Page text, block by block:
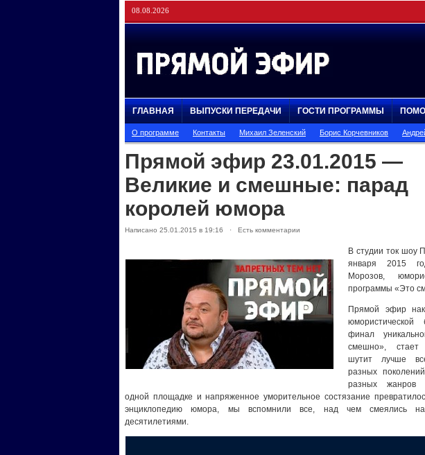
08.08.2026
ГЛАВНАЯ ВЫПУСКИ ПЕРЕДАЧИ ГОСТИ ПРОГРАММЫ
О программе Контакты Михаил Зеленский Борис Корчевников
Прямой эфир 23.01.2015 —
Великие и смешные: парад
королей юмора
Написано 25.01.2015 в 19:16 · Есть комментарии
В студии ток шоу
января 2015
Морозов,
программы «Это
Прямой эфир
юмористической
финал
смешно», стает
шутит лучше
разных
разных жанров
одной площадке и напряженное уморительное состязание
энциклопедию юмора, мы вспомнили все, над чем смеялись
десятилетиями.